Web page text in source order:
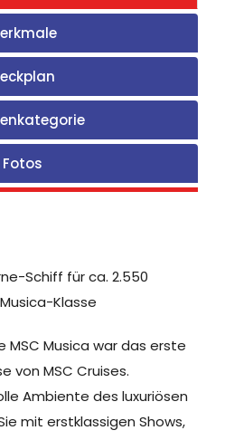
Fotos
Schiff für ca. 2.550
Musica-Klasse
MSC Musica war das erste
von MSC Cruises.
Ambiente des luxuriösen
mit erstklassigen Shows,